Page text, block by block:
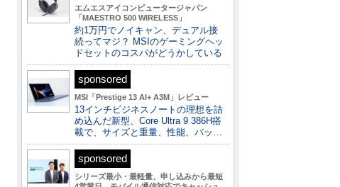
エムエスアイコンピュータージャパン
「MAESTRO 500 WIRELESS」
約1万円でノイキャン、デュアル接
続ってマジ？ MSIのゲーミングヘッ
ドセットのコスパがどうかしている
sponsored
MSI「Prestige 13 AI+ A3M」レビュー
13インチビジネスノートの理想を詰
め込んだ新型、Core Ultra 9 386H搭
載で、サイズと重量、性能、バッ…
sponsored
シリーズ最小・最軽量、申し込みから最短